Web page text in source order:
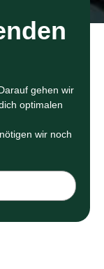
gehen wir
optimalen
wir noch